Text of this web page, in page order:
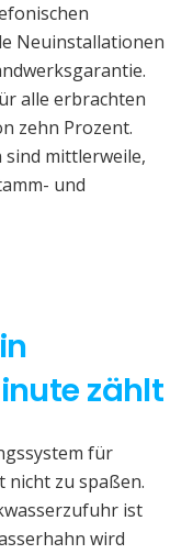
Neuinstallationen
alle erbrachten
zehn Prozent.
mittlerweile,
und
zählt
für
nicht zu spaßen.
ist
wird